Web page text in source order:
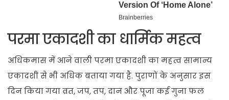
परमा एकादशी का धार्मिक महत्व
अधिकमास में आने वाली परमा एकादशी का महत्व सामान्य
एकादशी से भी अधिक बताया गया है. पुराणों के अनुसार इस
दिन किया गया व्रत, जप, तप, दान और पूजा कई गुना फल